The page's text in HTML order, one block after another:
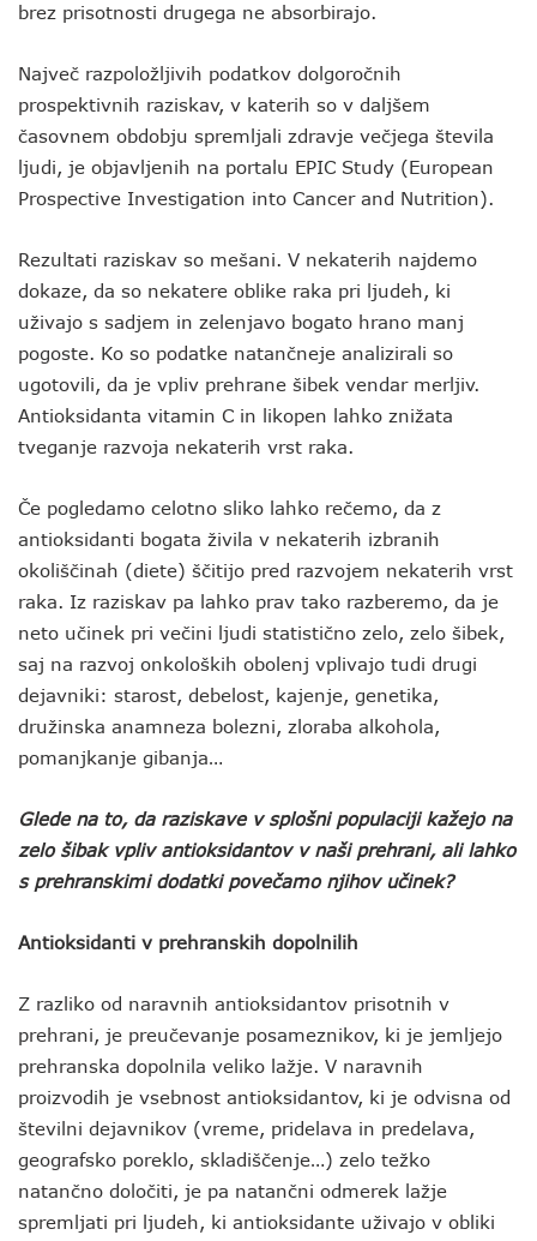
brez prisotnosti drugega ne absorbirajo.
Največ razpoložljivih podatkov dolgoročnih
prospektivnih raziskav, v katerih so v daljšem
časovnem obdobju spremljali zdravje večjega števila
ljudi, je objavljenih na portalu EPIC Study (European
Prospective Investigation into Cancer and Nutrition).
Rezultati raziskav so mešani. V nekaterih najdemo
dokaze, da so nekatere oblike raka pri ljudeh, ki
uživajo s sadjem in zelenjavo bogato hrano manj
pogoste. Ko so podatke natančneje analizirali so
ugotovili, da je vpliv prehrane šibek vendar merljiv.
Antioksidanta vitamin C in likopen lahko znižata
tveganje razvoja nekaterih vrst raka.
Če pogledamo celotno sliko lahko rečemo, da z
antioksidanti bogata živila v nekaterih izbranih
okoliščinah (diete) ščitijo pred razvojem nekaterih vrst
raka. Iz raziskav pa lahko prav tako razberemo, da je
neto učinek pri večini ljudi statistično zelo, zelo šibek,
saj na razvoj onkoloških obolenj vplivajo tudi drugi
dejavniki: starost, debelost, kajenje, genetika,
družinska anamneza bolezni, zloraba alkohola,
pomanjkanje gibanja…
Glede na to, da raziskave v splošni populaciji kažejo na
zelo šibak vpliv antioksidantov v naši prehrani, ali lahko
s prehranskimi dodatki povečamo njihov učinek?
Antioksidanti v prehranskih dopolnilih
Z razliko od naravnih antioksidantov prisotnih v
prehrani, je preučevanje posameznikov, ki je jemljejo
prehranska dopolnila veliko lažje. V naravnih
proizvodih je vsebnost antioksidantov, ki je odvisna od
številni dejavnikov (vreme, pridelava in predelava,
geografsko poreklo, skladiščenje…) zelo težko
natančno določiti, je pa natančni odmerek lažje
spremljati pri ljudeh, ki antioksidante uživajo v obliki